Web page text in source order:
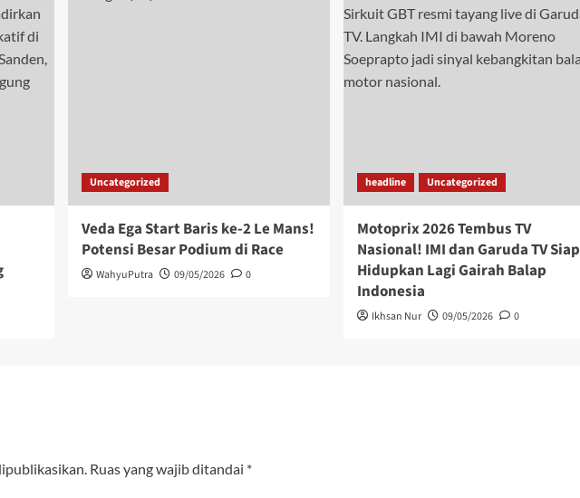
Uncategorized
Veda Ega Start Baris ke-2 Le Mans!
Potensi Besar Podium di Race
WahyuPutra 09/05/2026 0
headline Uncategorized
Motoprix 2026 Tembus TV
Nasional! IMI dan Garuda TV Siap
Hidupkan Lagi Gairah Balap
Indonesia
Ikhsan Nur 09/05/2026 0
Ruas yang wajib ditandai *